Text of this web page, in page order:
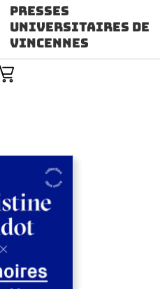
Presses
Universitaires de
Vincennes